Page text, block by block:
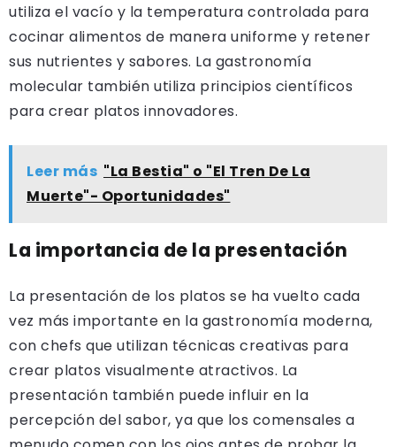
utiliza el vacío y la temperatura controlada para
cocinar alimentos de manera uniforme y retener
sus nutrientes y sabores. La gastronomía
molecular también utiliza principios científicos
para crear platos innovadores.
Leer más "La Bestia" o "El Tren De La
Muerte"- Oportunidades"
La importancia de la presentación
La presentación de los platos se ha vuelto cada
vez más importante en la gastronomía moderna,
con chefs que utilizan técnicas creativas para
crear platos visualmente atractivos. La
presentación también puede influir en la
percepción del sabor, ya que los comensales a